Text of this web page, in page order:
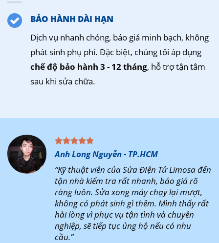
BẢO HÀNH DÀI HẠN
Dịch vụ nhanh chóng, báo giá minh bạch, không
phát sinh phụ phí. Đặc biệt, chúng tôi áp dụng
chế độ bảo hành 3 - 12 tháng, hỗ trợ tận tâm
sau khi sửa chữa.
Anh Long Nguyễn - TP.HCM
“Kỹ thuật viên của Sửa ĐIện Tử Limosa đến
tận nhà kiểm tra rất nhanh, báo giá rõ
ràng luôn. Sửa xong máy chạy lại mượt,
không có phát sinh gì thêm. Mình thấy rất
hài lòng vì phục vụ tận tình và chuyên
nghiệp, sẽ tiếp tục ủng hộ nếu có nhu
cầu.”